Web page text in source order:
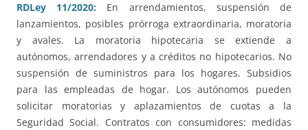
RDLey 11/2020:
En arrendamientos, suspensión de
lanzamientos, posibles prórroga extraordinaria, moratoria
y avales. La moratoria hipotecaria se extiende a
autónomos, arrendadores y a créditos no hipotecarios. No
suspensión de suministros para los hogares. Subsidios
para las empleadas de hogar. Los autónomos pueden
solicitar moratorias y aplazamientos de cuotas a la
Seguridad Social. Contratos con consumidores: medidas